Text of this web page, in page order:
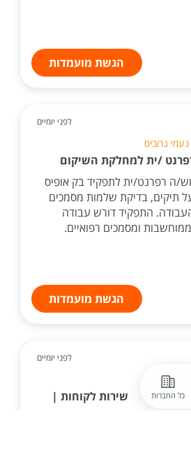
הגשת מועמדות
לפני יומיים
/ית למחלקת השיקום
ה רפרנט/ית לתפקיד בק אופיס
תיקים, בדיקת שלמות מסמכים
התפקיד דורש עבודה
ומסמכים רפואיים.
הגשת מועמדות
לפני יומיים
ושירות לקוחות |
כל החברות